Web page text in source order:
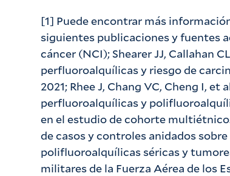
[1] Puede encontrar más
siguientes publicaciones y fuentes
cáncer (NCI); Shearer JJ, Callahan
perfluoroalquílicas y riesgo de
2021; Rhee J, Chang VC, Cheng I,
perfluoroalquílicas y
en el estudio de cohorte
de casos y controles anidados
polifluoroalquílicas séricas y
militares de la Fuerza Aérea de los